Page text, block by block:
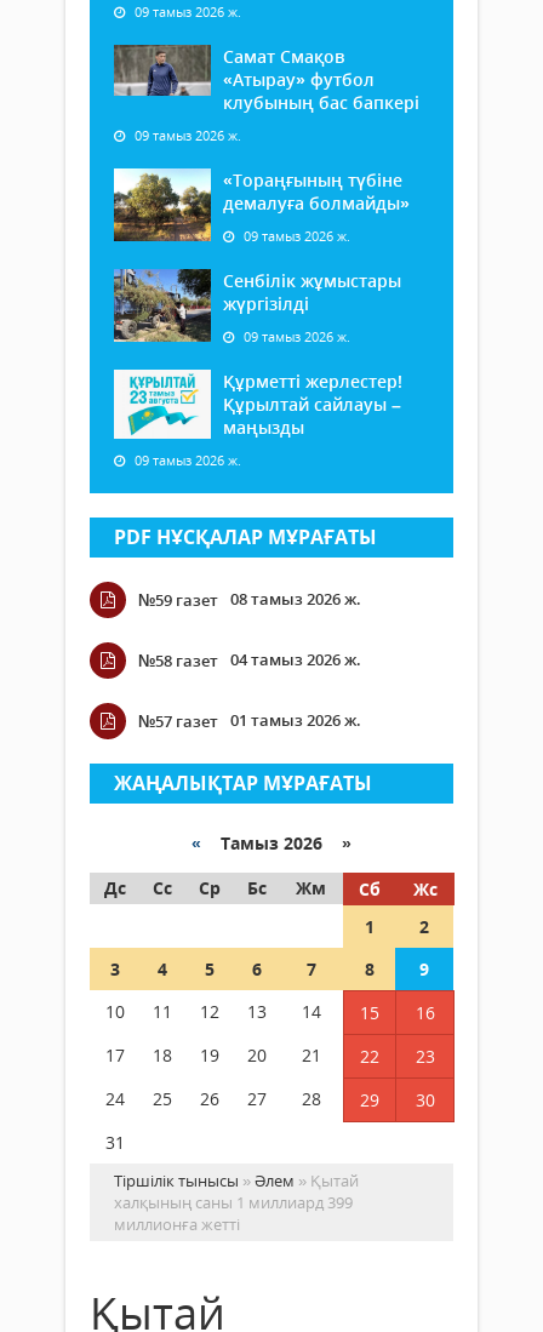
09 тамыз 2026 ж.
Самат Смақов
«Атырау» футбол
клубының бас бапкері
09 тамыз 2026 ж.
«Тораңғының түбіне
демалуға болмайды»
09 тамыз 2026 ж.
Сенбілік жұмыстары
жүргізілді
09 тамыз 2026 ж.
Құрметті жерлестер!
Құрылтай сайлауы –
маңызды
09 тамыз 2026 ж.
PDF НҰСҚАЛАР МҰРАҒАТЫ
№59 газет 08 тамыз 2026 ж.
№58 газет 04 тамыз 2026 ж.
№57 газет 01 тамыз 2026 ж.
ЖАҢАЛЫҚТАР МҰРАҒАТЫ
« Тамыз 2026 »
Дс
Сс Ср Бс Жм Сб
Жс
1
2
3
4 5 6 7 8
9
10
11 12 13 14 15
16
17
18 19 20 21 22
23
24
25 26 27 28 29
30
31
Тіршілік тынысы »Әлем » Қытай
халқының саны 1 миллиард 399
миллионға жетті
Қытай